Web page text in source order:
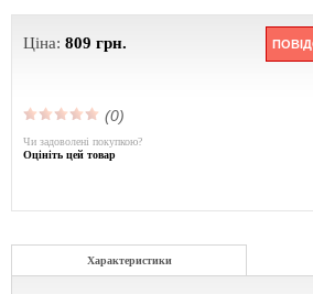
Ціна: 809 грн.
(0)
Чи задоволені покупкою?
Оцініть цей товар
Характеристики